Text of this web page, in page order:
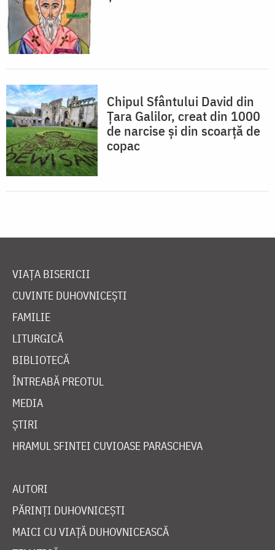
Chipul Sfântului David din
Țara Galilor, creat din 1000
de narcise și din scoarță de
copac
VIAȚA BISERICII
CUVINTE DUHOVNICEȘTI
FAMILIE
LITURGICĂ
BIBLIOTECĂ
ÎNTREABĂ PREOTUL
MEDIA
ȘTIRI
HRAMUL SFINTEI CUVIOASE PARASCHEVA
AUTORI
PĂRINȚI DUHOVNICEȘTI
MAICI CU VIAȚĂ DUHOVNICEASCĂ